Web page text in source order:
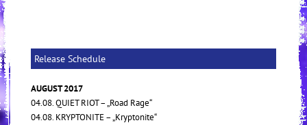
Release Schedule
AUGUST 2017
04.08. QUIET RIOT – „Road Rage“
04.08. KRYPTONITE – „Kryptonite“